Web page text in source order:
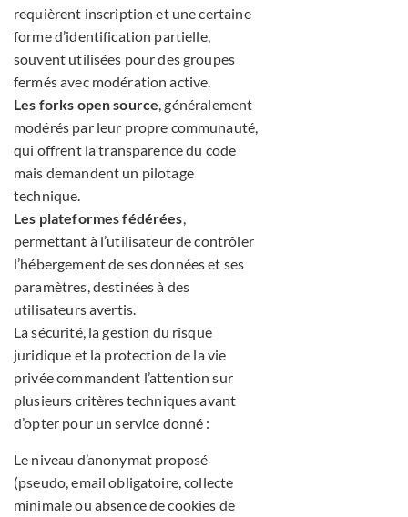
requièrent inscription et une certaine
forme d’identification partielle,
souvent utilisées pour des groupes
fermés avec modération active.
Les forks open source , généralement
modérés par leur propre communauté,
qui offrent la transparence du code
mais demandent un pilotage
technique.
Les plateformes fédérées
permettant à l’utilisateur de contrôler
l’hébergement de ses données et ses
paramètres, destinées à des
utilisateurs avertis.
La sécurité, la gestion du risque
juridique et la protection de la vie
privée commandent l’attention sur
plusieurs critères techniques avant
d’opter pour un service donné :
Le niveau d’anonymat proposé
(pseudo, email obligatoire, collecte
minimale ou absence de cookies de